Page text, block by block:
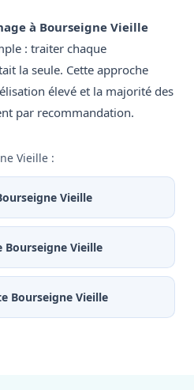
à Bourseigne Vieille
: traiter chaque
la seule. Cette approche
élevé et la majorité des
par recommandation.
Vieille :
Vieille
Bourseigne Vieille
Bourseigne Vieille